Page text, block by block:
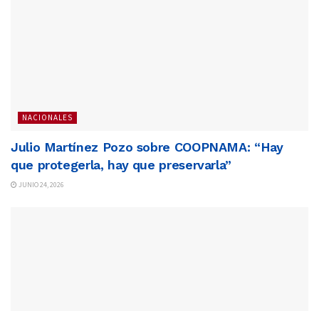
NACIONALES
Julio Martínez Pozo sobre COOPNAMA: “Hay
que protegerla, hay que preservarla”
JUNIO 24, 2026